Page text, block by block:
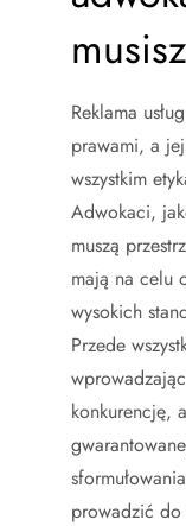
Reklama
prawami, a
wszystkim
Adwokaci,
muszą
mają na celu
wysokich
Przede
konkurencję,
prowadzić do